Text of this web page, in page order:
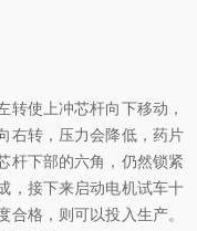
使上冲芯杆向下移动，
右转，压力会降低，药片
杆下部的六角，仍然锁紧
，接下来启动电机试车十
格，则可以投入生产。